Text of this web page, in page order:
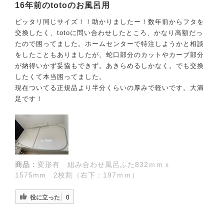
16年前のtotoのお風呂用
ピッタリ同じサイズ！！助かりましたー！数年前からフタを
交換したく、totoに問い合わせしたところ、かなり高額だっ
たので困ってました。ホームセンターで特注しようかと相談
をしたこともありましたが、蛇口部分のカットやカーブ部分
が納得いかず妥協もできず。あきらめるしかなく。でも交換
したくて本当困ってました。
現在ついてる正規品より半分くらいの厚みで軽いです。大満
足です！
商品： 変形有 組み合わせ風呂ふた832ｍｍｘ
1575mm 2枚割（右下：197ｍｍ）
役に立った 0